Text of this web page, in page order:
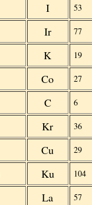
I 53
Ir 77
K 19
Co 27
C 6
Kr 36
Cu 29
Ku 104
La 57